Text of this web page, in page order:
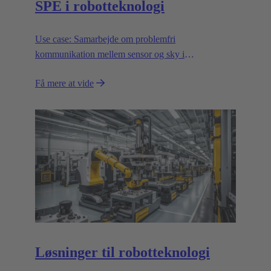
SPE i robotteknologi
Use case: Samarbejde om problemfri
kommunikation mellem sensor og sky i
Få mere at vide
Løsninger til robotteknologi